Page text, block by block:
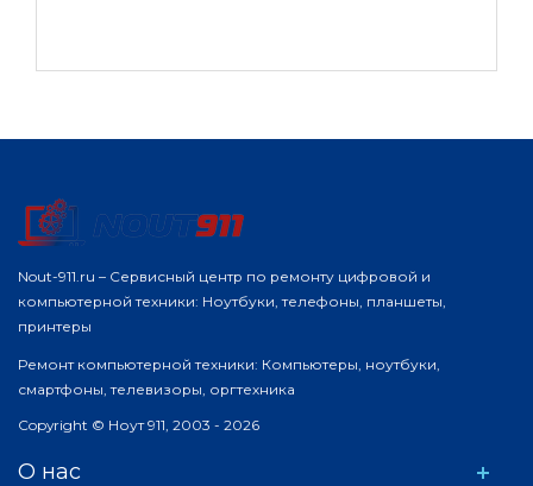
Nout-911.ru – Сервисный центр по ремонту цифровой и
компьютерной техники: Ноутбуки, телефоны, планшеты,
принтеры
Ремонт компьютерной техники: Компьютеры, ноутбуки,
смартфоны, телевизоры, оргтехника
Copyright © Ноут 911, 2003 - 2026
О нас